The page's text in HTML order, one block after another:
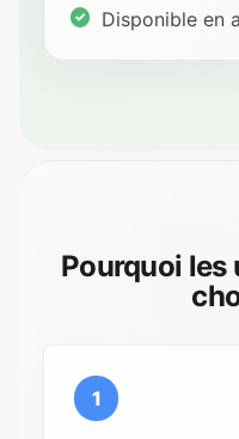
Disponible en
Pourquoi les
1